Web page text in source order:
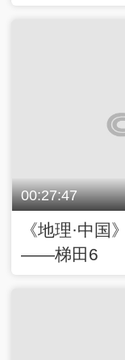
00:27:47
《地理·中
——梯田6